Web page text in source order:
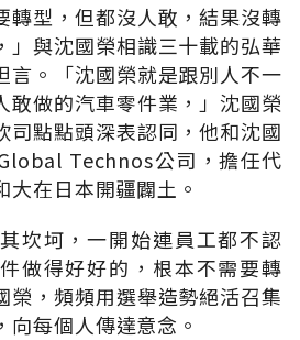
轉型，但都沒人敢，結果沒轉
」與沈國榮相識三十載的弘華
言。「沈國榮就是跟別人不一
敢做的汽車零件業，」沈國榮
司點點頭深表認同，他和沈國
Technos公司，擔任代
在日本開疆闢土。
坎坷，一開始連員工都不認
做得好好的，根本不需要轉
榮，頻頻用選舉造勢絕活召集
每個人傳達意念。